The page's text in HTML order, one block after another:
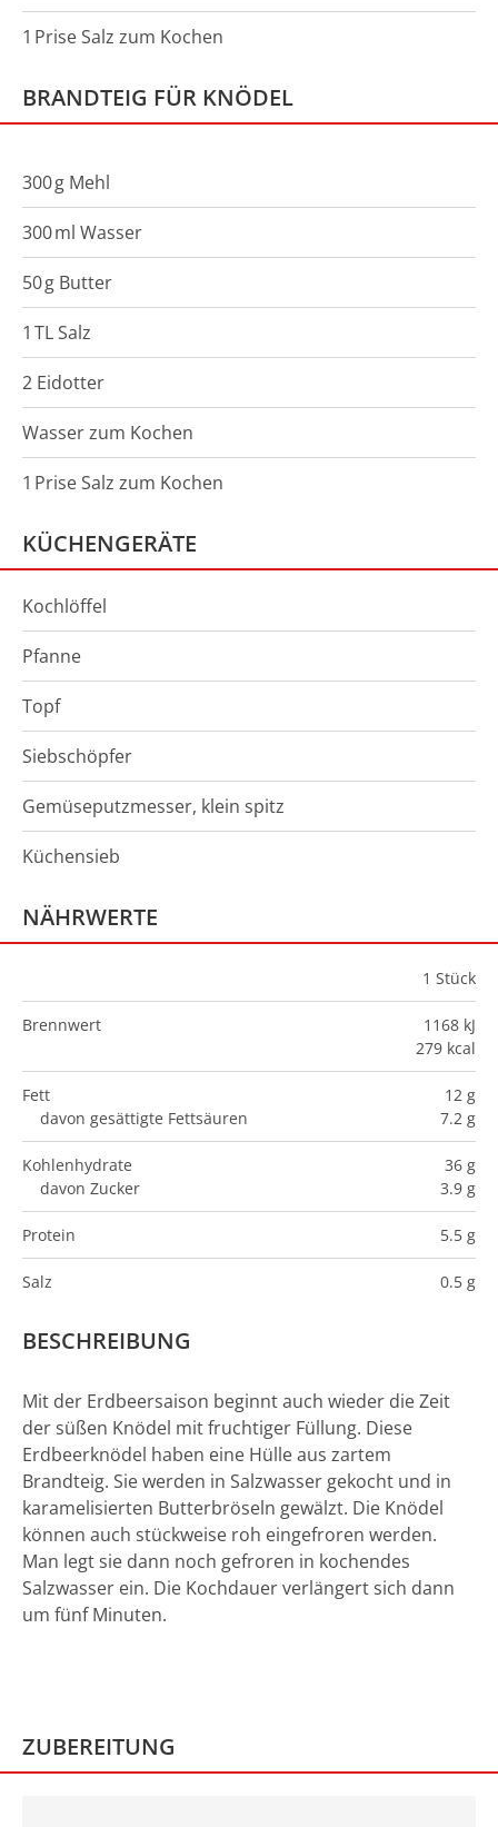
1 PriseSalz zum Kochen
BRANDTEIG FÜR KNÖDEL
300g Mehl
300ml Wasser
50g Butter
1 TLSalz
2 Eidotter
Wasser zum Kochen
1 PriseSalz zum Kochen
KÜCHENGERÄTE
Kochlöffel
Pfanne
Topf
Siebschöpfer
Gemüseputzmesser, klein spitz
Küchensieb
NÄHRWERTE
1 Stück
Brennwert
1168 kJ
279 kcal
Fett
12 g
davon gesättigte Fettsäuren
7.2 g
Kohlenhydrate
36 g
davon Zucker
3.9 g
Protein 5.5 g
Salz 0.5 g
BESCHREIBUNG
Mit der Erdbeersaison beginnt auch wieder die Zeit
der süßen Knödel mit fruchtiger Füllung. Diese
Erdbeerknödel haben eine Hülle aus zartem
Brandteig. Sie werden in Salzwasser gekocht und in
karamelisierten Butterbröseln gewälzt. Die Knödel
können auch stückweise roh eingefroren werden.
Man legt sie dann noch gefroren in kochendes
Salzwasser ein. Die Kochdauer verlängert sich dann
um fünf Minuten.
ZUBEREITUNG